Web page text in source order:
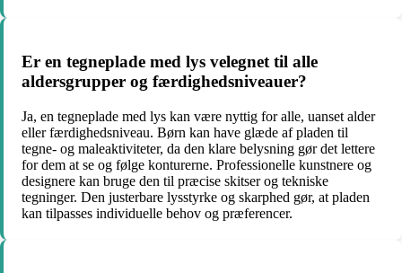
Er en tegneplade med lys velegnet til alle
aldersgrupper og færdighedsniveauer?
Ja, en tegneplade med lys kan være nyttig for alle, uanset alder
eller færdighedsniveau. Børn kan have glæde af pladen til
tegne- og maleaktiviteter, da den klare belysning gør det lettere
for dem at se og følge konturerne. Professionelle kunstnere og
designere kan bruge den til præcise skitser og tekniske
tegninger. Den justerbare lysstyrke og skarphed gør, at pladen
kan tilpasses individuelle behov og præferencer.